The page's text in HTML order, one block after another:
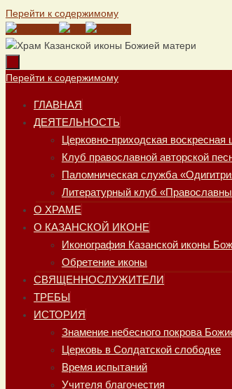
Перейти к содержимому
Перейти к содержимому
ГЛАВНАЯ
ДЕЯТЕЛЬНОСТЬ
Церковно-приходская воскресная
Клуб православной авторской
Паломническая служба
Литературный клуб
О ХРАМЕ
О КАЗАНСКОЙ ИКОНЕ
Иконография Казанской иконы
Обретение иконы
СВЯЩЕННОСЛУЖИТЕЛИ
ТРЕБЫ
ИСТОРИЯ
Знамение небесного покрова
Церковь в Солдатской слободке
Время испытаний
Учителя благочестия